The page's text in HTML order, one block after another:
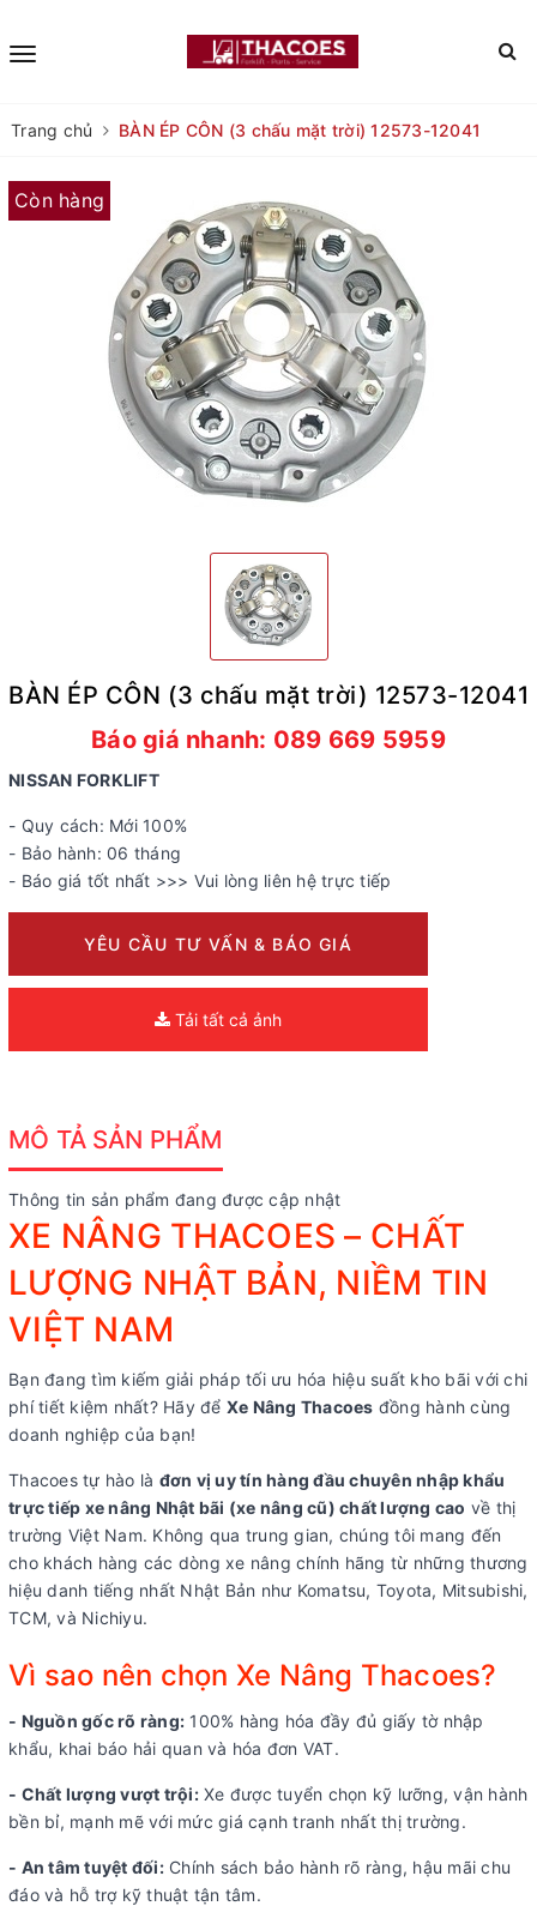
Trang chủ BÀN ÉP CÔN (3 chấu mặt trời) 12573-12041
Còn hàng
BÀN ÉP CÔN (3 chấu mặt trời) 12573-12041
Báo giá nhanh: 089 669 5959
NISSAN FORKLIFT
- Quy cách: Mới 100%
- Bảo hành: 06 tháng
- Báo giá tốt nhất >>> Vui lòng liên hệ trực tiếp
YÊU CẦU TƯ VẤN & BÁO GIÁ
Tải tất cả ảnh
MÔ TẢ SẢN PHẨM
Thông tin sản phẩm đang được cập nhật
XE NÂNG THACOES – CHẤT
LƯỢNG NHẬT BẢN, NIỀM TIN
VIỆT NAM
Bạn đang tìm kiếm giải pháp tối ưu hóa hiệu suất kho bãi với chi
phí tiết kiệm nhất? Hãy để Xe Nâng Thacoes đồng hành cùng
doanh nghiệp của bạn!
Thacoes tự hào là đơn vị uy tín hàng đầu chuyên nhập khẩu
trực tiếp xe nâng Nhật bãi (xe nâng cũ) chất lượng cao về thị
trường Việt Nam. Không qua trung gian, chúng tôi mang đến
cho khách hàng các dòng xe nâng chính hãng từ những thương
hiệu danh tiếng nhất Nhật Bản như Komatsu, Toyota, Mitsubishi,
TCM, và Nichiyu.
Vì sao nên chọn Xe Nâng Thacoes?
- Nguồn gốc rõ ràng: 100% hàng hóa đầy đủ giấy tờ nhập
khẩu, khai báo hải quan và hóa đơn VAT.
- Chất lượng vượt trội:Xe được tuyển chọn kỹ lưỡng, vận hành
bền bỉ, mạnh mẽ với mức giá cạnh tranh nhất thị trường.
- An tâm tuyệt đối:Chính sách bảo hành rõ ràng, hậu mãi chu
đáo và hỗ trợ kỹ thuật tận tâm.